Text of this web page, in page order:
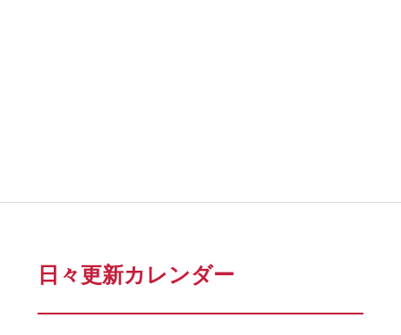
日々更新カレンダー